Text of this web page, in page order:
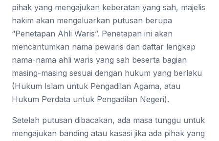
pihak yang mengajukan keberatan yang sah, majelis
hakim akan mengeluarkan putusan berupa
“Penetapan Ahli Waris”. Penetapan ini akan
mencantumkan nama pewaris dan daftar lengkap
nama-nama ahli waris yang sah beserta bagian
masing-masing sesuai dengan hukum yang berlaku
(Hukum Islam untuk Pengadilan Agama, atau
Hukum Perdata untuk Pengadilan Negeri).
Setelah putusan dibacakan, ada masa tunggu untuk
mengajukan banding atau kasasi jika ada pihak yang